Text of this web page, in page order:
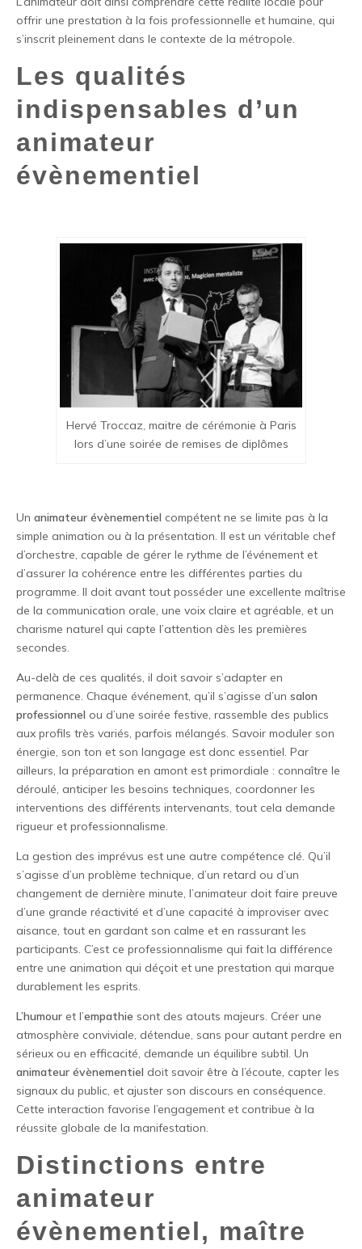
offrir une prestation à la fois professionnelle et humaine, qui
s’inscrit pleinement dans le contexte de la métropole.
Les qualités
indispensables d’un
animateur
évènementiel
Hervé Troccaz, maitre de cérémonie à Paris
lors d’une soirée de remises de diplômes
Un animateur évènementiel compétent ne se limite pas à la
simple animation ou à la présentation. Il est un véritable chef
d’orchestre, capable de gérer le rythme de l’événement et
d’assurer la cohérence entre les différentes parties du
programme. Il doit avant tout posséder une excellente maîtrise
de la communication orale, une voix claire et agréable, et un
charisme naturel qui capte l’attention dès les premières
secondes.
Au-delà de ces qualités, il doit savoir s’adapter en
permanence. Chaque événement, qu’il s’agisse d’un salon
professionnel ou d’une soirée festive, rassemble des publics
aux profils très variés, parfois mélangés. Savoir moduler son
énergie, son ton et son langage est donc essentiel. Par
ailleurs, la préparation en amont est primordiale : connaître le
déroulé, anticiper les besoins techniques, coordonner les
interventions des différents intervenants, tout cela demande
rigueur et professionnalisme.
La gestion des imprévus est une autre compétence clé. Qu’il
s’agisse d’un problème technique, d’un retard ou d’un
changement de dernière minute, l’animateur doit faire preuve
d’une grande réactivité et d’une capacité à improviser avec
aisance, tout en gardant son calme et en rassurant les
participants. C’est ce professionnalisme qui fait la différence
entre une animation qui déçoit et une prestation qui marque
durablement les esprits.
L’humour et l’empathie sont des atouts majeurs. Créer une
atmosphère conviviale, détendue, sans pour autant perdre en
sérieux ou en efficacité, demande un équilibre subtil. Un
animateur évènementiel doit savoir être à l’écoute, capter les
signaux du public, et ajuster son discours en conséquence.
Cette interaction favorise l’engagement et contribue à la
réussite globale de la manifestation.
Distinctions entre
animateur
évènementiel, maître